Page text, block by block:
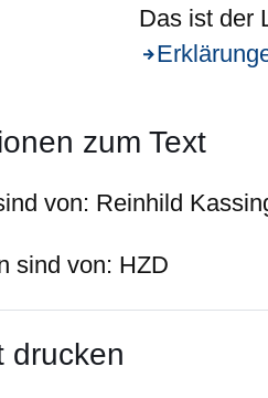
Das ist der
zum Text
von: Reinhild
sind von: HZD
drucken